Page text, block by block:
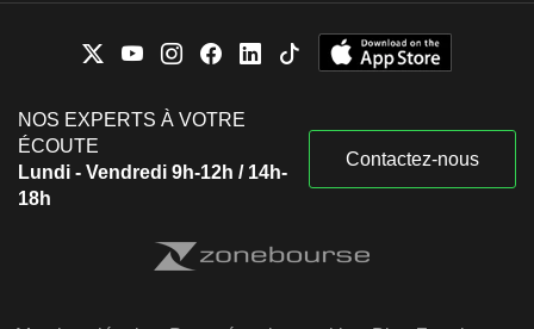
NOS EXPERTS À VOTRE
ÉCOUTE
Lundi - Vendredi 9h-12h / 14h-
18h
Contactez-nous